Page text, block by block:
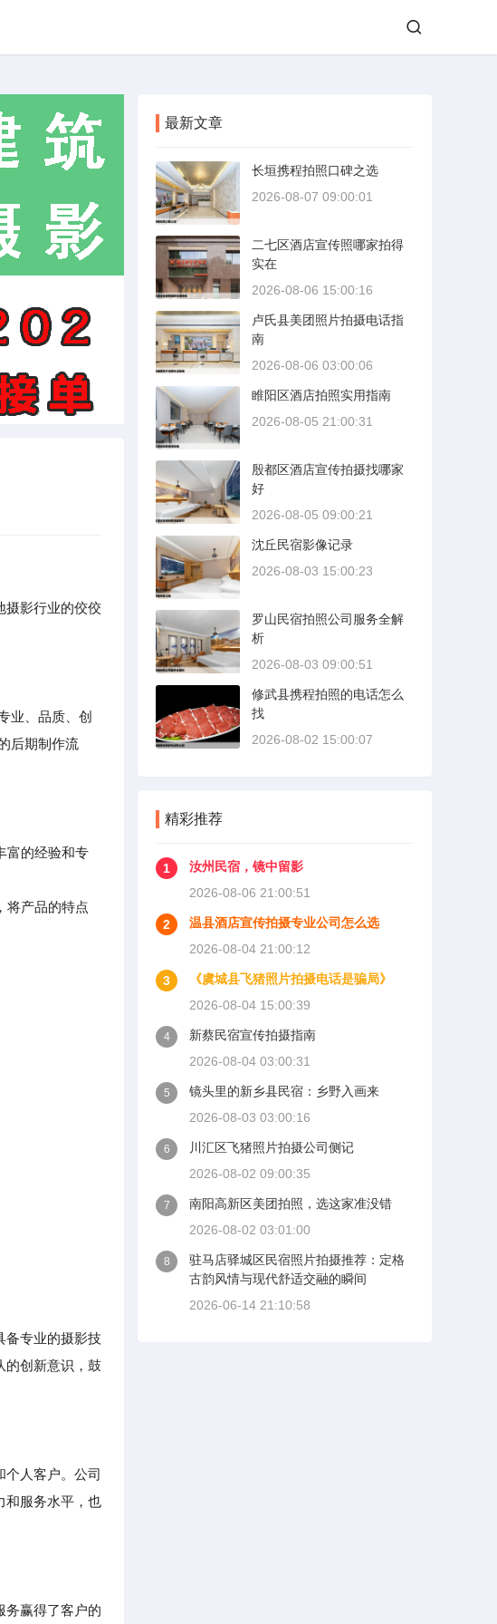
摄影行业的佼佼
业、品质、创
后期制作流
富的经验和专
产品的特点
备专业的摄影技
的创新意识，鼓
个人客户。公司
和服务水平，也
务赢得了客户的
最新文章
长垣携程拍照口碑之选
2026-08-07 09:00:01
二七区酒店宣传照哪家拍得
实在
2026-08-06 15:00:16
卢氏县美团照片拍摄电话指
南
2026-08-06 03:00:06
睢阳区酒店拍照实用指南
2026-08-05 21:00:31
殷都区酒店宣传拍摄找哪家
好
2026-08-05 09:00:21
沈丘民宿影像记录
2026-08-03 15:00:23
罗山民宿拍照公司服务全解
析
2026-08-03 09:00:51
修武县携程拍照的电话怎么
找
2026-08-02 15:00:07
精彩推荐
1
汝州民宿，镜中留影
2026-08-06 21:00:51
2
温县酒店宣传拍摄专业公司怎么选
2026-08-04 21:00:12
3
《虞城县飞猪照片拍摄电话是骗局》
2026-08-04 15:00:39
4
新蔡民宿宣传拍摄指南
2026-08-04 03:00:31
5
镜头里的新乡县民宿：乡野入画来
2026-08-03 03:00:16
6
川汇区飞猪照片拍摄公司侧记
2026-08-02 09:00:35
7
南阳高新区美团拍照，选这家准没错
2026-08-02 03:01:00
8
驻马店驿城区民宿照片拍摄推荐：定格
古韵风情与现代舒适交融的瞬间
2026-06-14 21:10:58